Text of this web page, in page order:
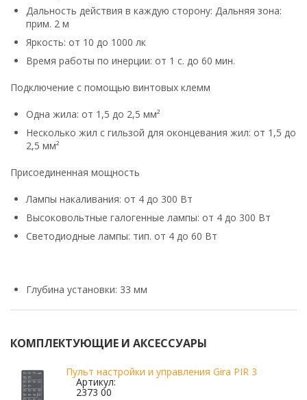
Дальность действия в каждую сторону: Дальняя зона:
прим. 2 м
Яркость: от 10 до 1000 лк
Время работы по инерции: от 1 с. до 60 мин.
Подключение с помощью винтовых клемм
Одна жила: от 1,5 до 2,5 мм²
Несколько жил с гильзой для оконцевания жил: от 1,5 до
2,5 мм²
Присоединенная мощность
Лампы накаливания: от 4 до 300 Вт
Высоковольтные галогенные лампы: от 4 до 300 Вт
Светодиодные лампы: тип. от 4 до 60 Вт
Глубина установки: 33 мм
КОМПЛЕКТУЮЩИЕ И АКСЕССУАРЫ
Пульт настройки и управления Gira PIR 3
Артикул:
2373 00